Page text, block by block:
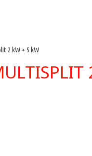
2 kW + 5 kW